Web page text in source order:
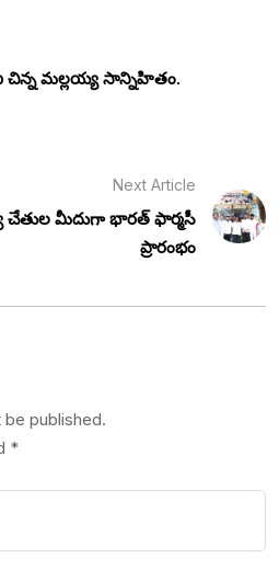
మల్లయ్య సాన్నిహితం.
Next Article
చేతుల మీదుగా భారత్ ఫార్మసీ
ప్రారంభం
be published.
*